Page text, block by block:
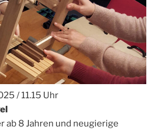
/ 11.15 Uhr
ab 8 Jahren und neugierige